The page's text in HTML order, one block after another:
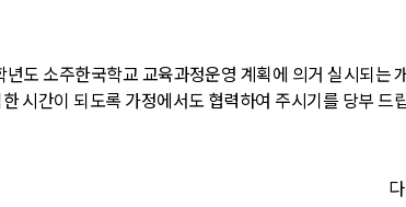
년도 소주한국학교 교육과정운영 계획에 의거 실시되는
시간이 되도록 가정에서도 협력하여 주시기를 당부 드